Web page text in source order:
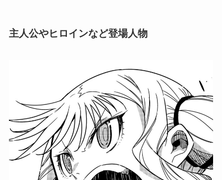
主人公やヒロインなど登場人物